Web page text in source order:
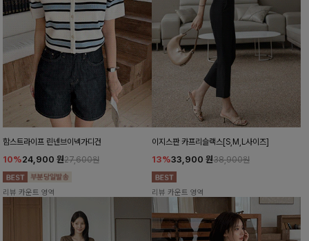
함스트라이프 린넨브이넥가디건
10%24,900 원27,600원
리뷰 카운트 영역
이지스판 카프리슬랙스[S,M,L사이즈]
13%33,900 원38,900원
리뷰 카운트 영역